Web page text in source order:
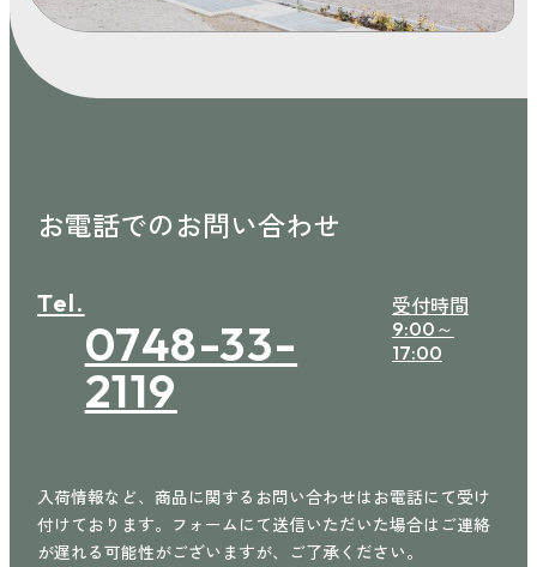
お電話でのお問い合わせ
Tel.
0748-33-
2119
受付時間
9:00～
17:00
入荷情報など、商品に関するお問い合わせはお電話にて受け
付けております。フォームにて送信いただいた場合はご連絡
が遅れる可能性がございますが、ご了承ください。